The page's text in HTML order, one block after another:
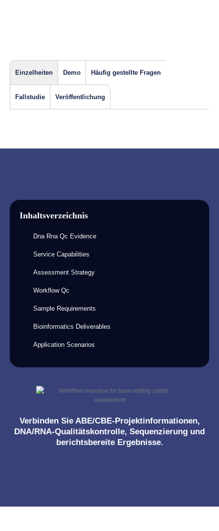
Einzelheiten Demo Häufig gestellte Fragen
Fallstudie Veröffentlichung
Inhaltsverzeichnis
Dna Rna Qc Evidence
Service Capabilities
Assessment Strategy
Workflow Qc
Sample Requirements
Bioinformatics Deliverables
Application Scenarios
Verbinden Sie ABE/CBE-Projektinformationen,
DNA/RNA-Qualitätskontrolle, Sequenzierung und
berichtsbereite Ergebnisse.